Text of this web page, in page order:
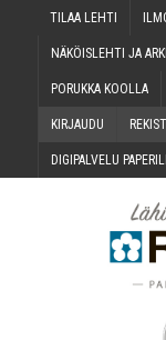
TILAA LEH­TI
NÄKÖIS­LEH­TI JA
PORUK­KA KOOLLA
KIR­JAU­DU
DIGI­PAL­VE­LU